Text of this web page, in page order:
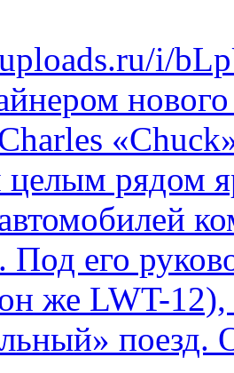
i/
целым рядом
Под его
же LWT-
поезд.